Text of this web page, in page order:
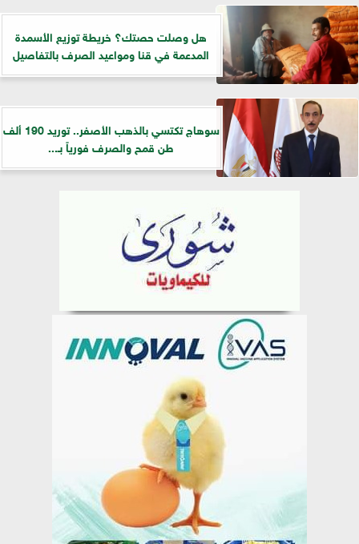
هل وصلت حصتك؟ خريطة توزيع الأسمدة
المدعمة في قنا ومواعيد الصرف بالتفاصيل
سوهاج تكتسي بالذهب الأصفر.. توريد 190 ألف
طن قمح والصرف فورياً بـ...